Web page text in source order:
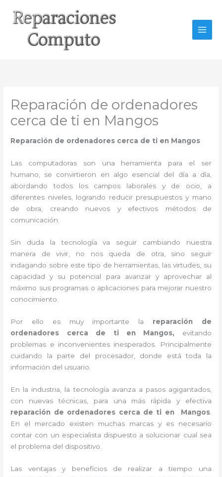
contenido
Reparación de ordenadores
cerca de ti en Mangos
Reparación de ordenadores cerca de ti en Mangos
Las computadoras son una herramienta para el ser
humano, se convirtieron en algo esencial del día a día,
abordando todos los campos laborales y de ocio, a
diferentes niveles, logrando reducir presupuestos y mano
de obra, creando nuevos y efectivos métodos de
comunicación.
Sin duda la tecnología va seguir cambiando nuestra
manera de vivir, no nos queda de otra, sino seguir
indagando sobre este tipo de herramientas, las virtudes, su
capacidad y su potencial para avanzar y aprovechar al
máximo sus programas o aplicaciones para mejorar nuestro
conocimiento.
Por ello es muy importante la reparación de
ordenadores cerca de ti en Mangos, evitando
problemas e inconvenientes inesperados. Principalmente
cuidando la parte del procesador, donde está toda la
información del usuario.
En la industria, la tecnología avanza a pasos agigantados,
con nuevas técnicas, para una más rápida y efectiva
reparación de ordenadores cerca de ti en
Mangos.
En el mercado existen muchas marcas y es necesario
contar con un especialista dispuesto a solucionar cual sea
el problema del dispositivo.
Las ventajas y beneficios de realizar a tiempo una